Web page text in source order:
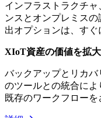
インフラストラクチ
ンスとオンプレミス
出オプションは、すぐ
XIoT資産の価値を拡
バックアップとリカ
のツールとの統合に
既存のワークフローを